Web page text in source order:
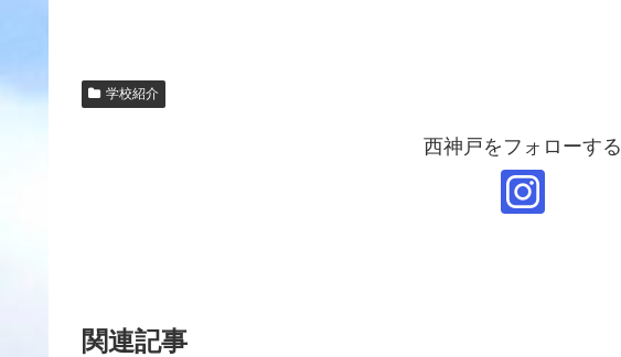
学校紹介
西神戸をフォローする
関連記事